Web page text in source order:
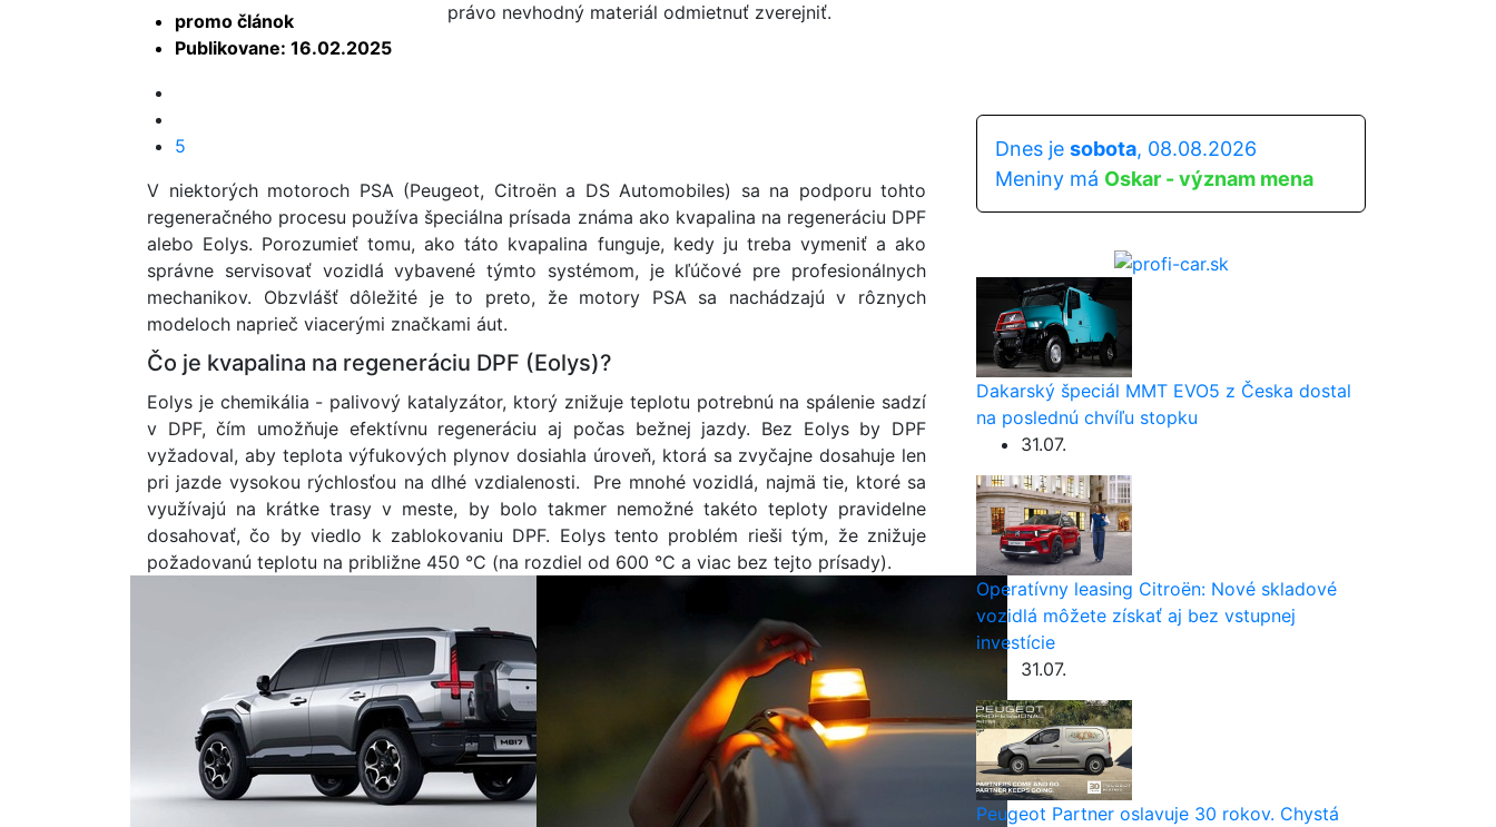
promo článok
Publikovane: 16.02.2025
právo nevhodný materiál odmietnuť zverejniť.
5
V niektorých motoroch PSA (Peugeot, Citroën a DS Automobiles) sa na podporu tohto
regeneračného procesu používa špeciálna prísada známa ako kvapalina na regeneráciu DPF
alebo Eolys. Porozumieť tomu, ako táto kvapalina funguje, kedy ju treba vymeniť a ako
správne servisovať vozidlá vybavené týmto systémom, je kľúčové pre profesionálnych
mechanikov. Obzvlášť dôležité je to preto, že motory PSA sa nachádzajú v rôznych
modeloch naprieč viacerými značkami áut.
Čo je kvapalina na regeneráciu DPF (Eolys)?
Eolys je chemikália - palivový katalyzátor, ktorý znižuje teplotu potrebnú na spálenie sadzí
v DPF, čím umožňuje efektívnu regeneráciu aj počas bežnej jazdy. Bez Eolys by DPF
vyžadoval, aby teplota výfukových plynov dosiahla úroveň, ktorá sa zvyčajne dosahuje len
pri jazde vysokou rýchlosťou na dlhé vzdialenosti. Pre mnohé vozidlá, najmä tie, ktoré sa
využívajú na krátke trasy v meste, by bolo takmer nemožné takéto teploty pravidelne
dosahovať, čo by viedlo k zablokovaniu DPF. Eolys tento problém rieši tým, že znižuje
požadovanú teplotu na približne 450 °C (na rozdiel od 600 °C a viac bez tejto prísady).
Dnes je sobota, 08.08.2026
Meniny má Oskar - význam mena
Dakarský špeciál MMT EVO5 z Česka dostal
na poslednú chvíľu stopku
31.07.
Operatívny leasing Citroën: Nové skladové
vozidlá môžete získať aj bez vstupnej
investície
31.07.
Peugeot Partner oslavuje 30 rokov. Chystá